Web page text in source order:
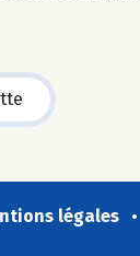
légales